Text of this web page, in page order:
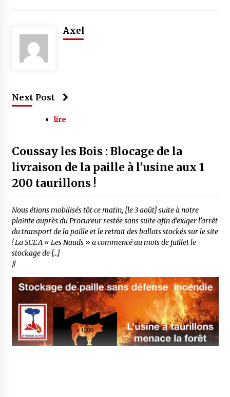
Axel
Next Post
lire
Coussay les Bois : Blocage de la
livraison de la paille à l'usine aux 1
200 taurillons !
Nous étions mobilisés tôt ce matin, [le 3 août] suite à notre
plainte auprès du Procureur restée sans suite afin d’exiger l’arrêt
du transport de la paille et le retrait des ballots stockés sur le site
! La SCEA « Les Nauds » a commencé au mois de juillet le
stockage de […]
//